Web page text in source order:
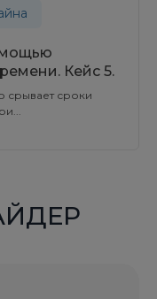
Кейс 5.
срывает сроки